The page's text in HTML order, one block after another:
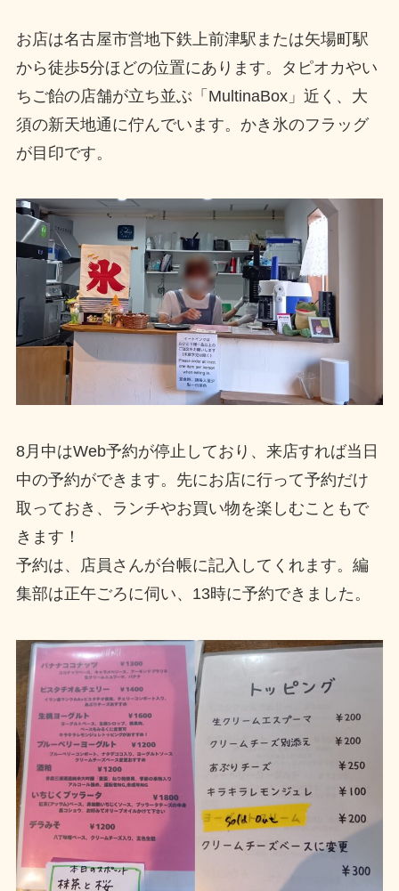
お店は名古屋市営地下鉄上前津駅または矢場町駅
から徒歩5分ほどの位置にあります。タピオカやい
ちご飴の店舗が立ち並ぶ「MultinaBox」近く、大
須の新天地通に佇んでいます。かき氷のフラッグ
が目印です。
8月中はWeb予約が停止しており、来店すれば当日
中の予約ができます。先にお店に行って予約だけ
取っておき、ランチやお買い物を楽しむこともで
きます！
予約は、店員さんが台帳に記入してくれます。編
集部は正午ごろに伺い、13時に予約できました。